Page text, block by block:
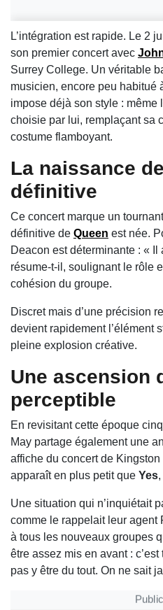
L’intégration est rapide. Le 2
son premier concert avec
Surrey College. Un véritable
musicien, encore peu habitué
impose déjà son style : même
choisie par lui, remplaçant sa
costume flamboyant.
La naissance
définitive
Ce concert marque un
définitive de Queen est née.
Deacon est déterminante : « Il
résume-t-il, soulignant le rôle
cohésion du groupe.
Discret mais d’une précision
devient rapidement l’élément
pleine explosion créative.
Une ascension
perceptible
En revisitant cette époque
May partage également une
affiche du concert de
apparaît en plus petit que Yes
Une situation qui n’inquiétait
comme le rappelait leur agent
à tous les nouveaux groupes
être assez mis en avant :
pas y être du tout. On ne sait